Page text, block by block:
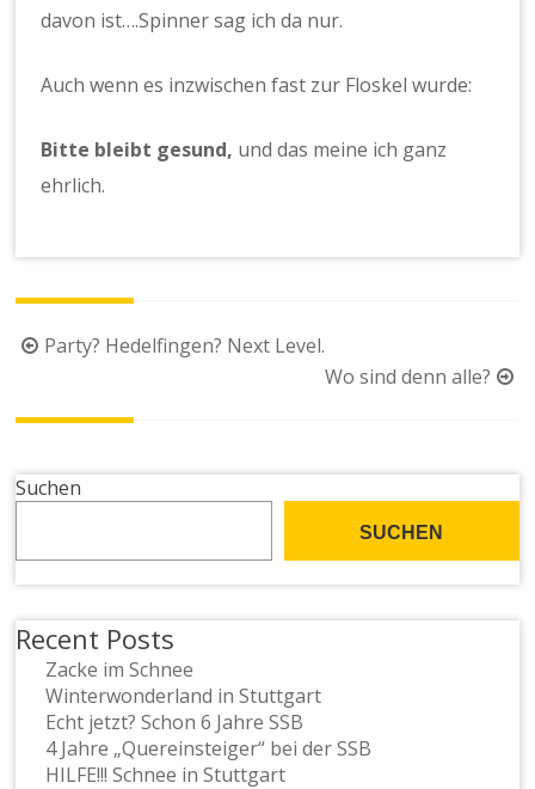
davon ist….Spinner sag ich da nur.
Auch wenn es inzwischen fast zur Floskel wurde:
Bitte bleibt gesund, und das meine ich ganz
ehrlich.
Beitragsnavigation
Party? Hedelfingen? Next Level.
Wo sind denn alle?
Suchen
SUCHEN
Recent Posts
Zacke im Schnee
Winterwonderland in Stuttgart
Echt jetzt? Schon 6 Jahre SSB
4 Jahre „Quereinsteiger“ bei der SSB
HILFE!!! Schnee in Stuttgart